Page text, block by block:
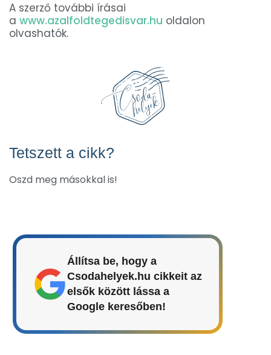
A szerző további írásai
a www.azalfoldtegedisvar.hu oldalon
olvashatók.
Tetszett a cikk?
Oszd meg másokkal is!
Állítsa be, hogy a
Csodahelyek.hu cikkeit az
elsők között lássa a
Google keresőben!